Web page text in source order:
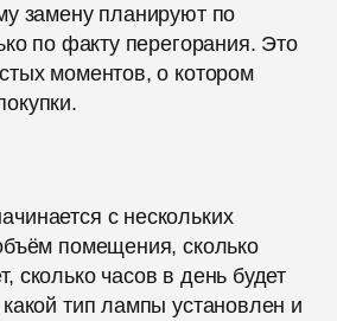
замену планируют по
по факту перегорания. Это
моментов, о котором
с нескольких
помещения, сколько
сколько часов в день будет
тип лампы установлен и